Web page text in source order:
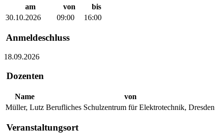
am von
bis
30.10.2026
09:00 16:00
Anmeldeschluss
18.09.2026
Dozenten
Name
von
Müller, Lutz Berufliches Schulzentrum für Elektrotechnik, Dresden
Veranstaltungsort